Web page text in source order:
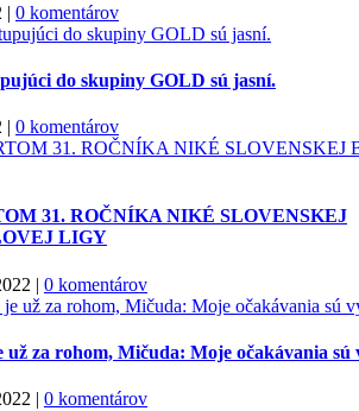
| 0 komentárov
do skupiny GOLD sú jasní.
| 0 komentárov
31. ROČNÍKA NIKÉ SLOVENSKEJ
LIGY
| 0 komentárov
už za rohom, Mičuda: Moje očakávania sú
| 0 komentárov